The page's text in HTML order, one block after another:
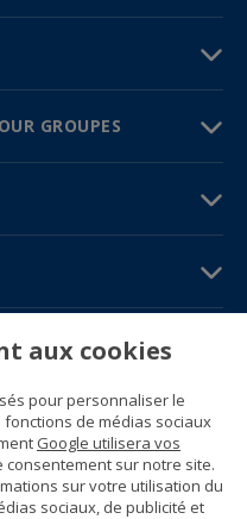
GROUPES
aux cookies
pour personnaliser le
de médias sociaux
Google utilisera vos
sur notre site.
sur votre utilisation du
sociaux, de publicité et